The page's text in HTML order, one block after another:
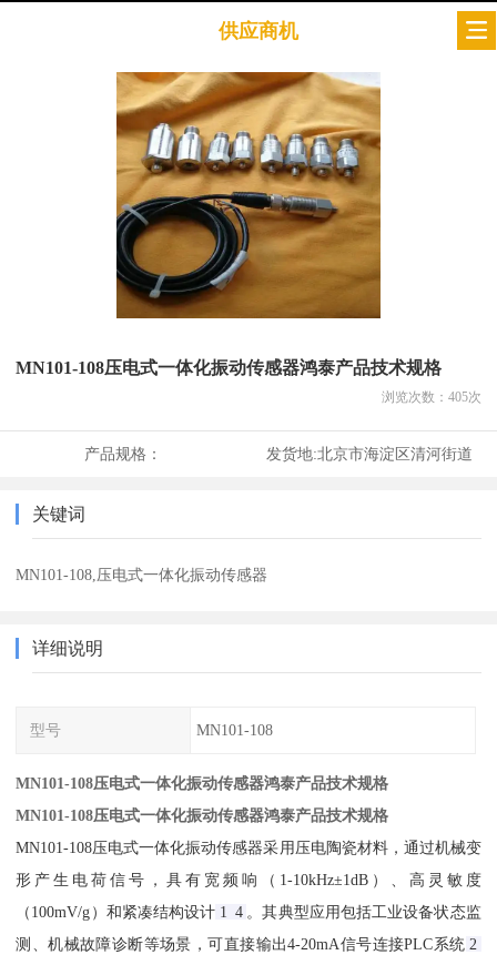
供应商机
MN101-108压电式一体化振动传感器鸿泰产品技术规格
浏览次数： 405次
产品规格： 发货地:北京市海淀区清河街道
关键词
MN101-108,压电式一体化振动传感器
详细说明
型号 MN101-108
MN101-108压电式一体化振动传感器鸿泰产品技术规格
MN101-108压电式一体化振动传感器鸿泰产品技术规格
MN101-108压电式一体化振动传感器采用压电陶瓷材料，通过机械变
形产生电荷信号，具有宽频响（1-10kHz±1dB）、高灵敏度
（100mV/g）和紧凑结构设计‌ 1 4 。其典型应用包括工业设备状态监
测、机械故障诊断等场景，可直接输出4-20mA信号连接PLC系统‌ 2